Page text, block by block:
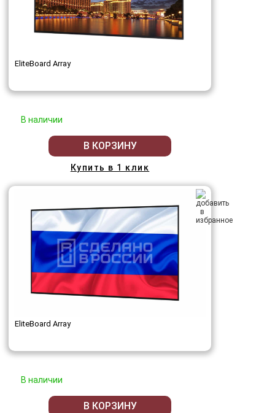
EliteBoard Array
В наличии
В КОРЗИНУ
Купить в 1 клик
EliteBoard Array
В наличии
В КОРЗИНУ